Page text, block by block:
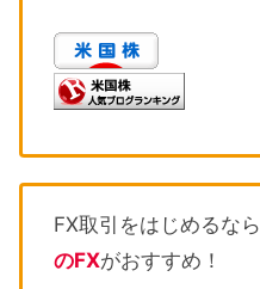
FX取引をはじめるなら
のFXがおすすめ！